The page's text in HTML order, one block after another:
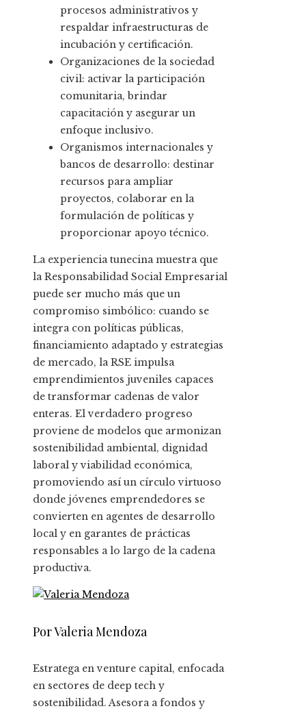
procesos administrativos y
respaldar infraestructuras de
incubación y certificación.
Organizaciones de la sociedad
civil: activar la participación
comunitaria, brindar
capacitación y asegurar un
enfoque inclusivo.
Organismos internacionales y
bancos de desarrollo: destinar
recursos para ampliar
proyectos, colaborar en la
formulación de políticas y
proporcionar apoyo técnico.
La experiencia tunecina muestra que
la Responsabilidad Social Empresarial
puede ser mucho más que un
compromiso simbólico: cuando se
integra con políticas públicas,
financiamiento adaptado y estrategias
de mercado, la RSE impulsa
emprendimientos juveniles capaces
de transformar cadenas de valor
enteras. El verdadero progreso
proviene de modelos que armonizan
sostenibilidad ambiental, dignidad
laboral y viabilidad económica,
promoviendo así un círculo virtuoso
donde jóvenes emprendedores se
convierten en agentes de desarrollo
local y en garantes de prácticas
responsables a lo largo de la cadena
productiva.
Por Valeria Mendoza
Estratega en venture capital, enfocada
en sectores de deep tech y
sostenibilidad. Asesora a fondos y